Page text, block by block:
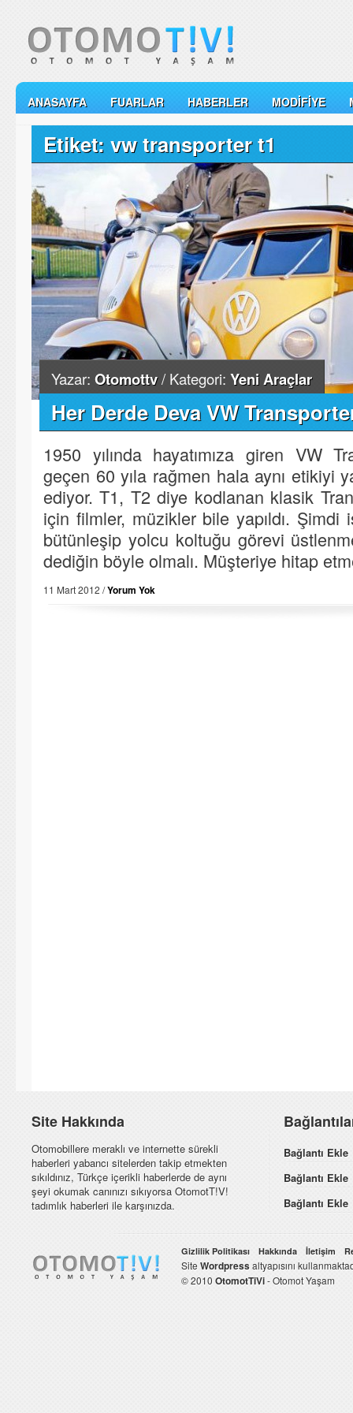
ANASAYFA FUARLAR HABERLER MODIFIYE
Etiket: vw transporter t1
Yazar: Otomottv/ Kategori: Yeni Araçlar
Her Derde Deva VW
1950 yılında hayatımıza giren VW
geçen 60 yıla rağmen hala aynı etikiyi
ediyor. T1, T2 diye kodlanan klasik
için filmler, müzikler bile yapıldı. Şimdi
bütünleşip yolcu koltuğu görevi
dediğin böyle olmalı. Müşteriye hitap
11 Mart 2012 /Yorum Yok
Site Hakkında
Otomobillere meraklı ve internette sürekli
haberleri yabancı sitelerden takip etmekten
sıkıldınız, Türkçe içerikli haberlerde de aynı
şeyi okumak canınızı sıkıyorsa OtomotT!V!
tadımlık haberleri ile karşınızda.
Bağlantı Ekle
Bağlantı Ekle
Bağlantı Ekle
Gizlilik Politikası Hakkında İletişim
Site Wordpressaltyapısını
© 2010 OtomotTiVi- Otomot Yaşam